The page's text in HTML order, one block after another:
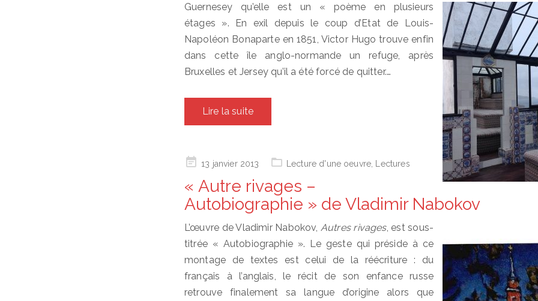
Guernesey qu’elle est un « poème en plusieurs
étages ». En exil depuis le coup d’Etat de Louis-
Napoléon Bonaparte en 1851, Victor Hugo trouve enfin
dans cette île anglo-normande un refuge, après
Bruxelles et Jersey qu’il a été forcé de quitter.…
Lire la suite
Posted13 janvier 2013 Lecture d'une oeuvre Lectures
« Autre rivages –
Autobiographie » de Vladimir Nabokov
L’œuvre de Vladimir Nabokov, Autres rivages, est sous-
titrée « Autobiographie ». Le geste qui préside à ce
montage de textes est celui de la réécriture : du
français à l’anglais, le récit de son enfance russe
retrouve finalement sa langue d’origine alors que